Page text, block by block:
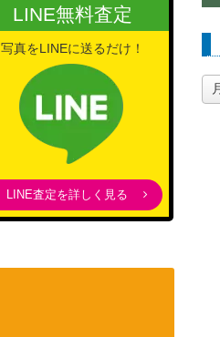
LINE無料査定
写真をLINEに送るだけ！
LINE査定を詳しく見る
ー